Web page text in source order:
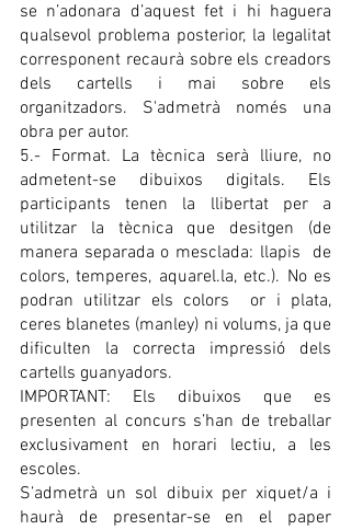
se n’adonara d’aquest fet i hi haguera
qualsevol problema posterior, la legalitat
corresponent recaurà sobre els creadors
dels cartells i mai sobre els
organitzadors. S'admetrà només una
obra per autor.
5.- Format. La tècnica serà lliure, no
admetent-se dibuixos digitals. Els
participants tenen la llibertat per a
utilitzar la tècnica que desitgen (de
manera separada o mesclada: llapis  de
colors, temperes, aquarel.la, etc.). No es
podran utilitzar els colors  or i plata,
ceres blanetes (manley) ni volums, ja que
dificulten la correcta impressió dels
cartells guanyadors.
IMPORTANT: Els dibuixos que es
presenten al concurs s’han de treballar
exclusivament en horari lectiu, a les
escoles.
S’admetrà un sol dibuix per xiquet/a i
haurà de presentar-se en el paper